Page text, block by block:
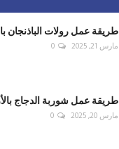
طريقة عمل رولات الباذنجان
مارس 21, 2025 0
طريقة عمل شوربة الدجاج
مارس 20, 2025 0